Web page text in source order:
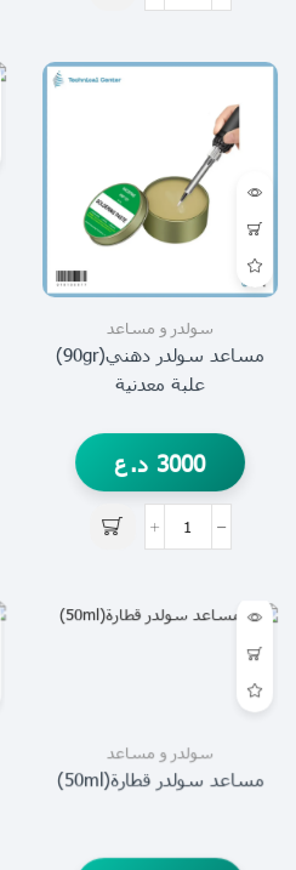
سولدر و مساعد
مساعد سولدر دهني(90gr)
علبة معدنية
3000 د.ع
سولدر و مساعد
مساعد سولدر قطارة(50ml)